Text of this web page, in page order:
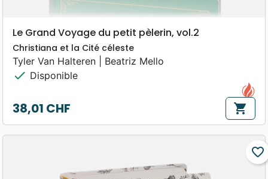
Le Grand Voyage du petit pèlerin, vol.2
Christiana et la Cité céleste
Tyler Van Halteren | Beatriz Mello
check Disponible
Prix
38,01 CHF shopping_cart
favorite_border